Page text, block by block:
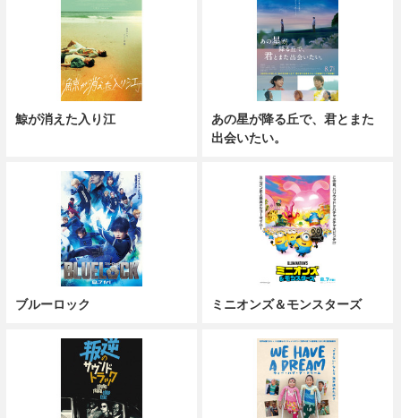
鯨が消えた入り江
あの星が降る丘で、君とまた
出会いたい。
ブルーロック ミニオンズ＆モンスターズ